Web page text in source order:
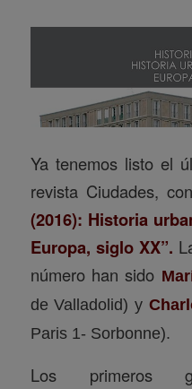
Ya tenemos listo el
revista Ciudades,
(2016): Historia
Europa, siglo XX”.
número han sido
de Valladolid) y
Paris 1- Sorbonne).
Los primeros